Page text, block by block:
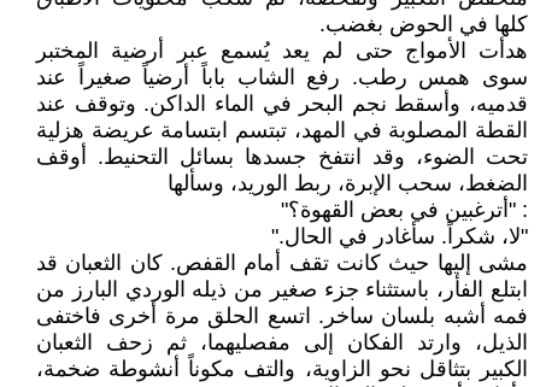
كلها في الحوض بغضب.
هدأت الأمواج حتى لم يعد يُسمع عبر أرضية المختبر
سوى همس رطب. رفع الشاب باباً أرضياً صغيراً عند
قدميه، وأسقط نجم البحر في الماء الداكن. وتوقف عند
القطة المصلوبة في المهد، تبتسم ابتسامة عريضة هزلية
تحت الضوء، وقد انتفخ جسدها بسائل التحنيط. أوقف
الضغط، سحب الإبرة، ربط الوريد، وسألها
: "أترغبين في بعض القهوة؟"
"لا، شكراً. سأغادر في الحال."
مشى إليها حيث كانت تقف أمام القفص. كان الثعبان قد
ابتلع الفأر، باستثناء جزء صغير من ذيله الوردي البارز من
فمه أشبه بلسان ساخر. اتسع الحلق مرة أخرى فاختفى
الذيل، وارتد الفكان إلى مفصليهما، ثم زحف الثعبان
الكبير بتثاقل نحو الزاوية، والتف مكوناً أنشوطة ضخمة،